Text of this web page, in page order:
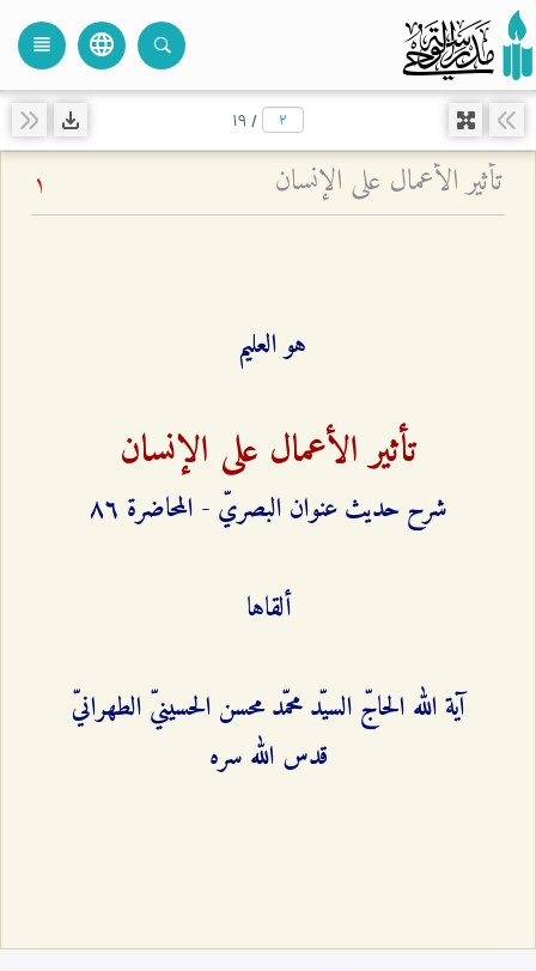
language
view_headline
/ ۱٩
تأثير الأعمال على الإنسان 1
هو العليم
تأثير الأعمال على الإنسان
شرح حديث عنوان البصريّ - المحاضرة ۸٦
ألقاها
آية الله الحاجّ السيّد محمّد محسن الحسينيّ الطهرانيّ
قدس الله سره